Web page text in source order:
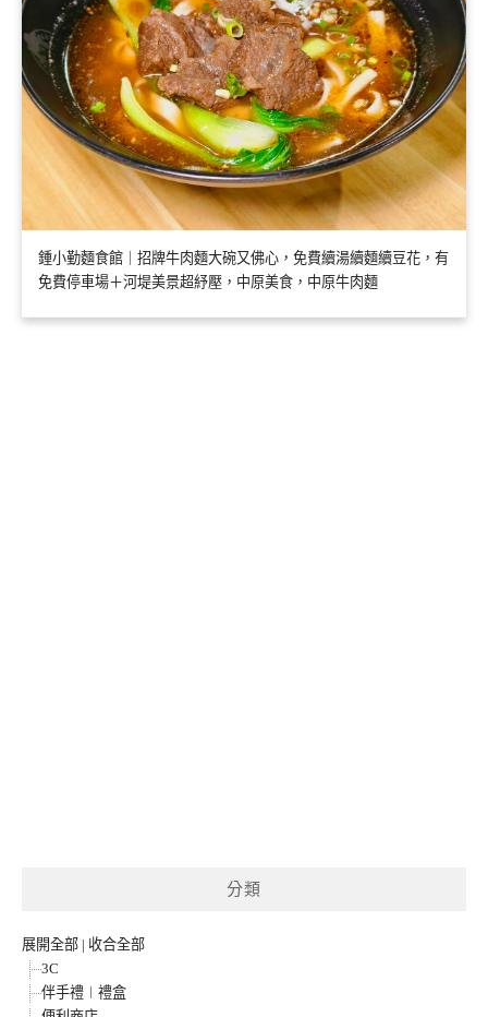
鍾小勤麵食館｜招牌牛肉麵大碗又佛心，免費續湯續麵續豆花，有
免費停車場＋河堤美景超紓壓，中原美食，中原牛肉麵
分類
展開全部 | 收合全部
3C
伴手禮︱禮盒